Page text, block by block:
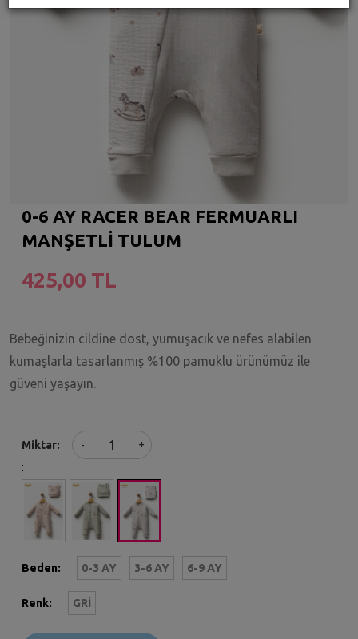
0-6 AY RACER BEAR FERMUARLI
MANŞETLİ TULUM
425,00 TL
Bebeğinizin cildine dost, yumuşacık ve nefes alabilen
kumaşlarla tasarlanmış %100 pamuklu ürünümüz ile
güveni yaşayın.
Miktar -
+
:
Beden: 0-3 AY 3-6 AY 6-9 AY
Renk: GRI